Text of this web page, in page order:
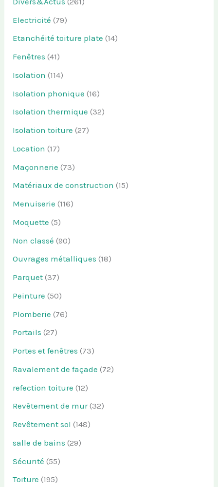
Electricité (79)
Etanchéité toiture plate (14)
Fenêtres (41)
Isolation (114)
Isolation phonique (16)
Isolation thermique (32)
Isolation toiture (27)
Location (17)
Maçonnerie (73)
Matériaux de construction (15)
Menuiserie (116)
Moquette (5)
Non classé (90)
Ouvrages métalliques (18)
Parquet (37)
Peinture (50)
Plomberie (76)
Portails (27)
Portes et fenêtres (73)
Ravalement de façade (72)
refection toiture (12)
Revêtement de mur(32)
Revêtement sol (148)
salle de bains (29)
Sécurité (55)
Toiture (195)